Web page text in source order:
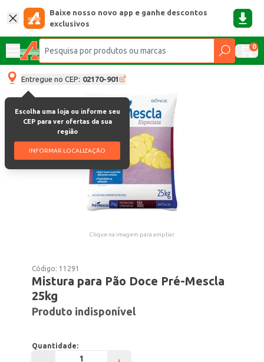
Baixe nosso novo app e ganhe descontos
exclusivos
0
Entregue no CEP: 02170-901
Escolha uma loja ou informe seu
CEP para ver ofertas da sua
região
INFORMAR LOCALIZAÇÃO
Clique na imagem para ampliar.
Código: 11291
Mistura para Pão Doce Pré-Mescla
25kg
Produto indisponível
Quantidade: